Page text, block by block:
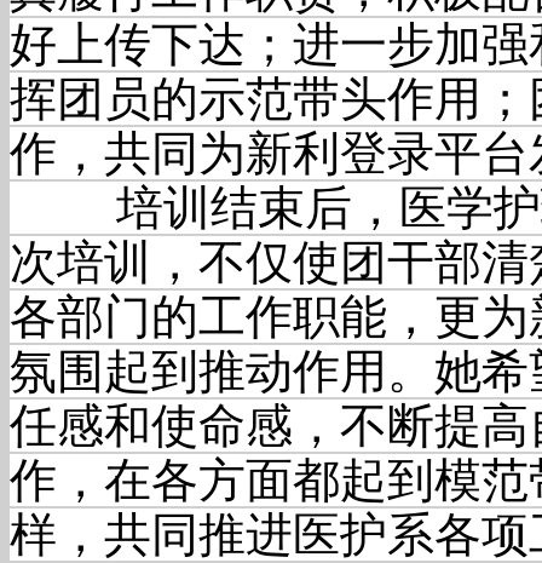
好上传下达；进一步加
挥团员的示范带头作用
作，共同为新利登录平
培训结束后，医学护
次培训，不仅使团干部
各部门的工作职能，更
氛围起到推动作用。她
任感和使命感，不断提
作，在各方面都起到模
样，共同推进医护系各